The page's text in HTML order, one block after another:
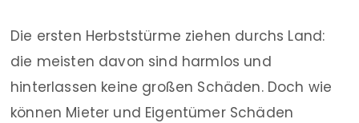
Die ersten Herbststürme ziehen durchs Land:
die meisten davon sind harmlos und
hinterlassen keine großen Schäden. Doch wie
können Mieter und Eigentümer Schäden